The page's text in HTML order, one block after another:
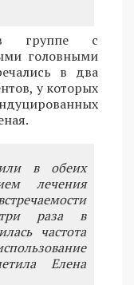
в группе с
головными
в два
у которых
в обеих
лечения
раза в
частота
Елена